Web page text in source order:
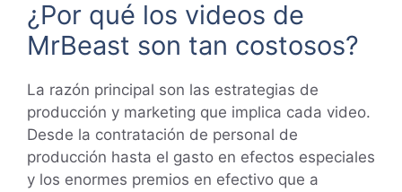
¿Por qué los videos de
MrBeast son tan costosos?
La razón principal son las estrategias de
producción y marketing que implica cada video.
Desde la contratación de personal de
producción hasta el gasto en efectos especiales
y los enormes premios en efectivo que a